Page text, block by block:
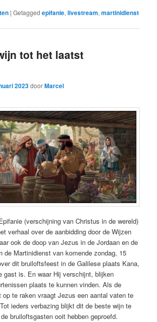
|Getagged epifanie,livestream,martinidienst
tot het laatst
2023doorMarcel
(verschijning van Christus in de wereld)
verhaal over de aanbidding door de Wijzen
ook de doop van Jezus in de Jordaan en de
de Martinidienst van komende zondag, 15
dit bruiloftsfeest in de Galilese plaats Kana,
gast is. En waar Hij verschijnt, blijken
plaats te kunnen vinden. Als de
op te raken vraagt Jezus een aantal vaten te
ieders verbazing blijkt dit de beste wijn te
bruiloftsgasten ooit hebben geproefd.